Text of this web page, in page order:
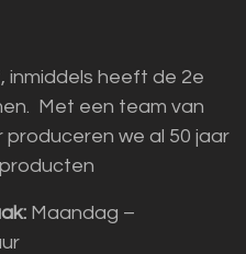
inmiddels heeft de 2e
Met een team van
we al 50 jaar
Maandag –